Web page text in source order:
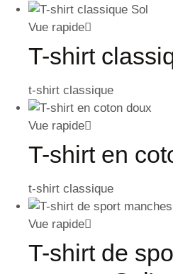
Vue rapide
T-shirt
t-shirt classique
Vue rapide
T-shirt en
t-shirt classique
Vue rapide
T-shirt de